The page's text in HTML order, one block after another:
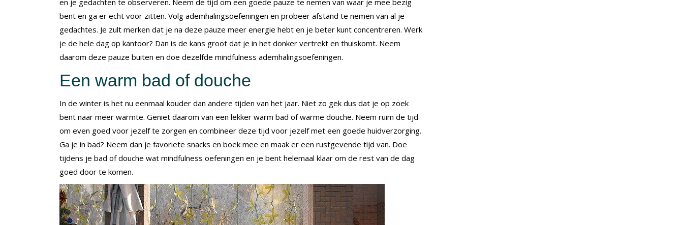
bent en ga er echt voor zitten. Volg ademhalingsoefeningen en probeer afstand te nemen van al je
gedachtes. Je zult merken dat je na deze pauze meer energie hebt en je beter kunt concentreren. Werk
je de hele dag op kantoor? Dan is de kans groot dat je in het donker vertrekt en thuiskomt. Neem
daarom deze pauze buiten en doe dezelfde mindfulness ademhalingsoefeningen.
Een warm bad of douche
In de winter is het nu eenmaal kouder dan andere tijden van het jaar. Niet zo gek dus dat je op zoek
bent naar meer warmte. Geniet daarom van een lekker warm bad of warme douche. Neem ruim de tijd
om even goed voor jezelf te zorgen en combineer deze tijd voor jezelf met een goede huidverzorging.
Ga je in bad? Neem dan je favoriete snacks en boek mee en maak er een rustgevende tijd van. Doe
tijdens je bad of douche wat mindfulness oefeningen en je bent helemaal klaar om de rest van de dag
goed door te komen.